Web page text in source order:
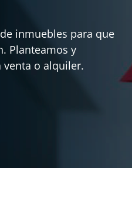
inmuebles para que
Planteamos y
o alquiler.